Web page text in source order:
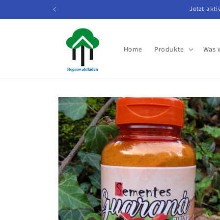
Inhalt
Jetzt
Home Produkte Was
Zu
Produktinformationen
springen